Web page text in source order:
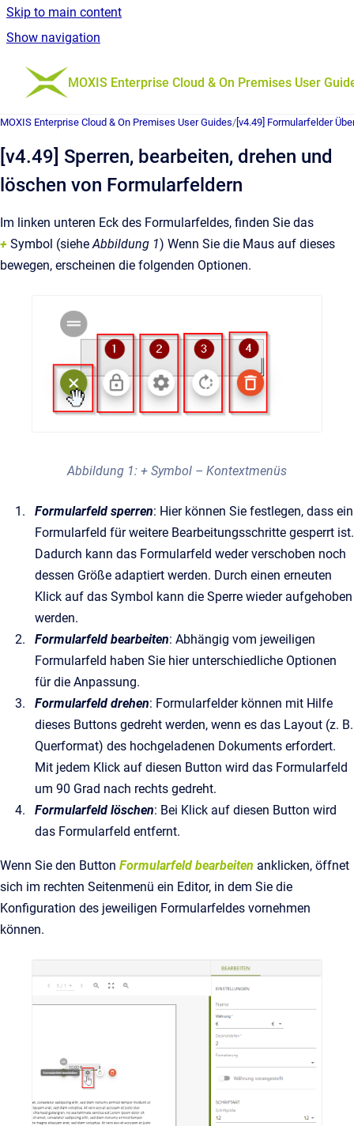
Skip to main content
Show navigation
Go to homepage
MOXIS Enterprise Cloud & On Premises User
MOXIS Enterprise Cloud & On Premises User Guides/ [v4.49] Formularfelder
[v4.49] Sperren, bearbeiten, drehen und
löschen von Formularfeldern
Im linken unteren Eck des Formularfeldes, finden Sie das
+ Symbol (sieheAbbildung 1) Wenn Sie die Maus auf dieses
bewegen, erscheinen die folgenden Optionen.
Abbildung 1: + Symbol – Kontextmenüs
Formularfeld sperren: Hier können Sie festlegen, dass ein
Formularfeld für weitere Bearbeitungsschritte gesperrt ist.
Dadurch kann das Formularfeld weder verschoben noch
dessen Größe adaptiert werden. Durch einen erneuten
Klick auf das Symbol kann die Sperre wieder aufgehoben
werden.
Formularfeld bearbeiten: Abhängig vom jeweiligen
Formularfeld haben Sie hier unterschiedliche Optionen
für die Anpassung.
Formularfeld drehen: Formularfelder können mit Hilfe
dieses Buttons gedreht werden, wenn es das Layout (z. B.
Querformat) des hochgeladenen Dokuments erfordert.
Mit jedem Klick auf diesen Button wird das Formularfeld
um 90 Grad nach rechts gedreht.
Formularfeld löschen: Bei Klick auf diesen Button wird
das Formularfeld entfernt.
Wenn Sie den Button Formularfeld bearbeiten anklicken, öffnet
sich im rechten Seitenmenü ein Editor, in dem Sie die
Konfiguration des jeweiligen Formularfeldes vornehmen
können.